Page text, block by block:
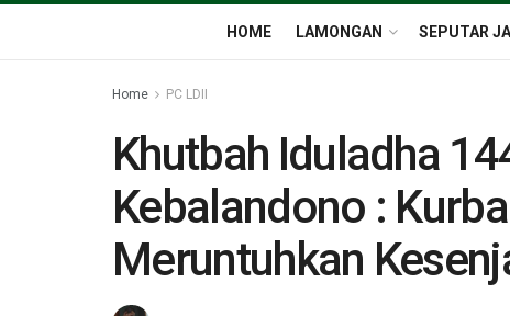
HOME LAMONGAN SEPUTAR
Home PC LDII
Khutbah Iduladha
Kebalandono :
Meruntuhkan